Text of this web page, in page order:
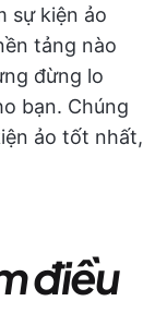
sự kiện ảo
tảng nào
đừng lo
bạn. Chúng
ảo tốt nhất,
điều